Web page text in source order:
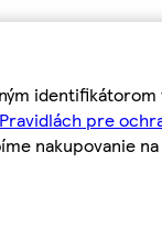
Pravidlách pre
nakupovanie